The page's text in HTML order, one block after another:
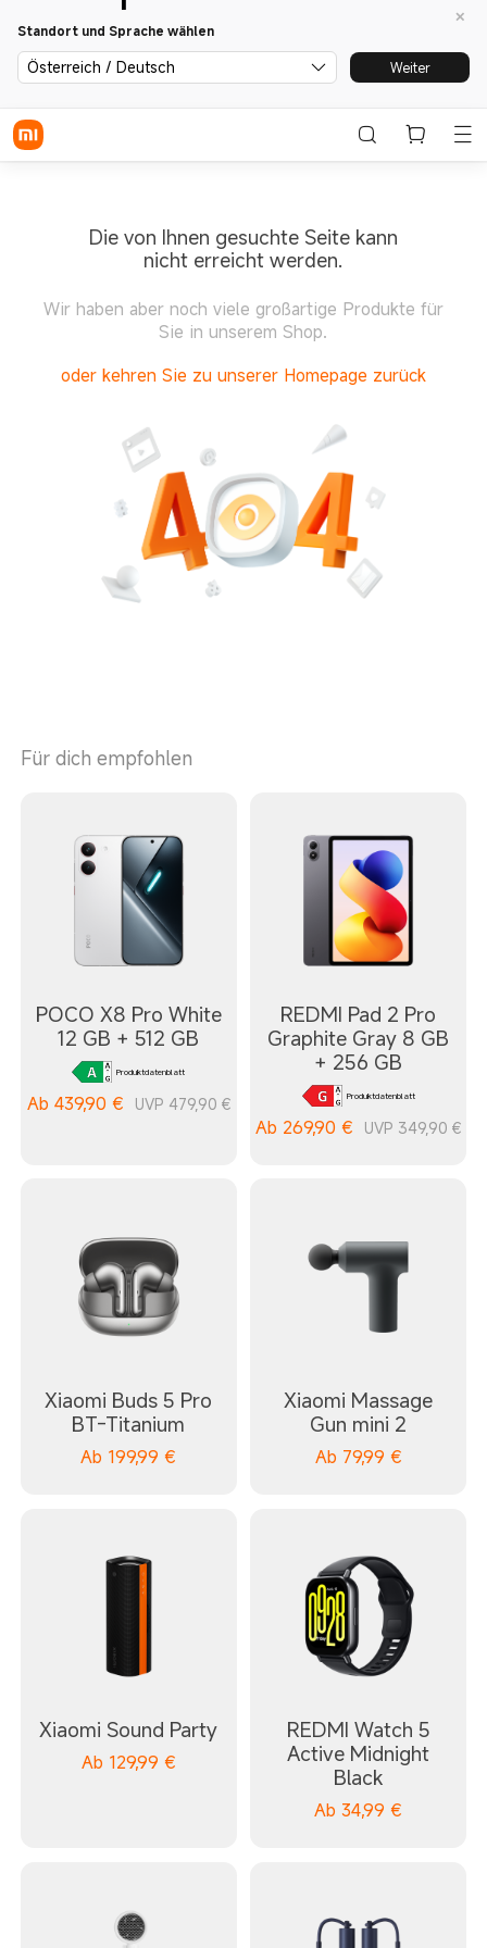
Standort und Sprache wählen
Österreich / Deutsch Weiter
Die von Ihnen gesuchte Seite kann
nicht erreicht werden.
Wir haben aber noch viele großartige Produkte für
Sie in unserem Shop.
oder kehren Sie zu unserer Homepage zurück
Für dich empfohlen
POCO X8 Pro White
12 GB + 512 GB
Produktdatenblatt
Ab 439,90 € UVP 479,90 €
REDMI Pad 2 Pro
Graphite Gray 8 GB
+ 256 GB
Produktdatenblatt
Ab 269,90 € UVP 349,90 €
Xiaomi Buds 5 Pro
BT-Titanium
Ab 199,99 €
Xiaomi Massage
Gun mini 2
Ab 79,99 €
Xiaomi Sound Party
Ab 129,99 €
REDMI Watch 5
Active Midnight
Black
Ab 34,99 €